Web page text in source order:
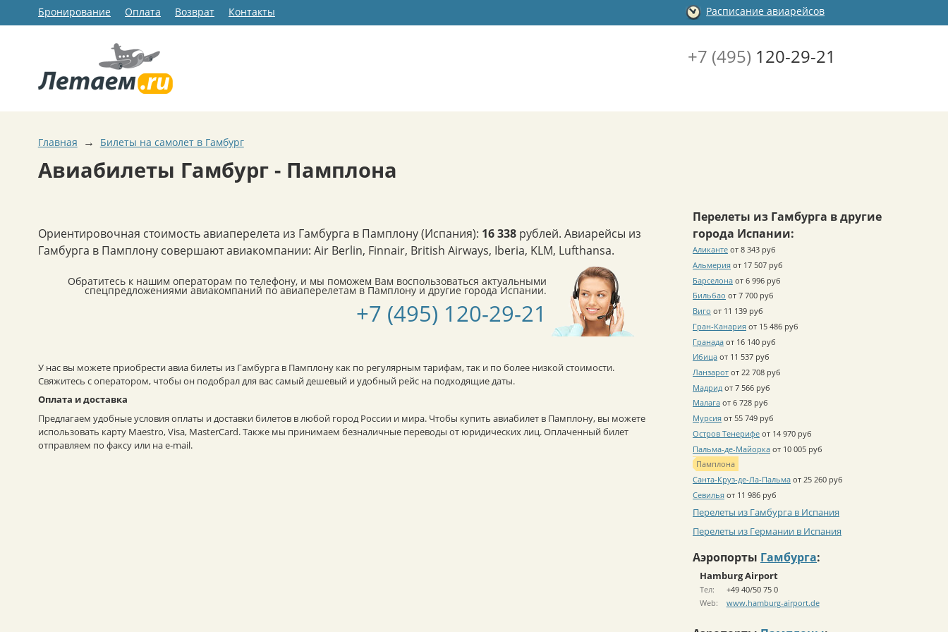
Бронирование Оплата Возврат Контакты Расписание авиарейсов
+7 (495) 120-29-21
Главная → Билеты на самолет в Гамбург
Авиабилеты Гамбург - Памплона
Ориентировочная стоимость авиаперелета из Гамбурга в Памплону (Испания): 16 338 рублей. Авиарейсы из
Гамбурга в Памплону совершают авиакомпании: Air Berlin, Finnair, British Airways, Iberia, KLM, Lufthansa.
Обратитесь к нашим операторам по телефону, и мы поможем Вам воспользоваться актуальными
спецпредложениями авиакомпаний по авиаперелетам в Памплону и другие города Испании.
+7 (495) 120-29-21
У нас вы можете приобрести авиа билеты из Гамбурга в Памплону как по регулярным тарифам, так и по более низкой стоимости.
Свяжитесь с оператором, чтобы он подобрал для вас самый дешевый и удобный рейс на подходящие даты.
Оплата и доставка
Предлагаем удобные условия оплаты и доставки билетов в любой город России и мира. Чтобы купить авиабилет в Памплону, вы можете
использовать карту Maestro, Visa, MasterCard. Также мы принимаем безналичные переводы от юридических лиц. Оплаченный билет
отправляем по факсу или на e-mail.
Перелеты из Гамбурга в другие
города Испании:
Аликанте от 8 343 руб
Альмерия от 17 507 руб
Барселона от 6 996 руб
Бильбао от 7 700 руб
Виго от 11 139 руб
Гран-Канария от 15 486 руб
Гранада от 16 140 руб
Ибица от 11 537 руб
Ланзарот от 22 708 руб
Мадрид от 7 566 руб
Малага от 6 728 руб
Мурсия от 55 749 руб
Остров Тенерифе от 14 970 руб
Пальма-де-Майорка от 10 005 руб
Памплона
Санта-Круз-де-Ла-Пальма от 25 260 руб
Севилья от 11 986 руб
Перелеты из Гамбурга в Испания
Перелеты из Германии в Испания
Аэропорты Гамбурга:
Hamburg Airport
Тел:
+49 40/50 75 0
Web:
www.hamburg-airport.de